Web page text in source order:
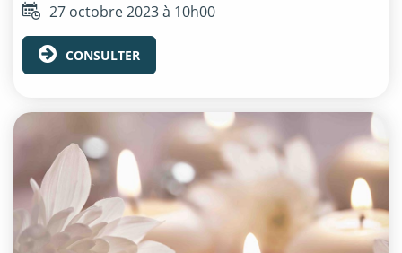
27 octobre 2023 à 10h00
CONSULTER